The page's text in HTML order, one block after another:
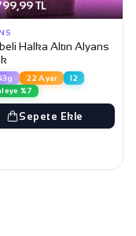
TL
Halka Altın Alyans
22 Ayar
12
%7
Sepete Ekle